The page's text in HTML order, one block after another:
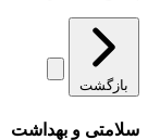
بازگشت
سلامتی و بهداشت